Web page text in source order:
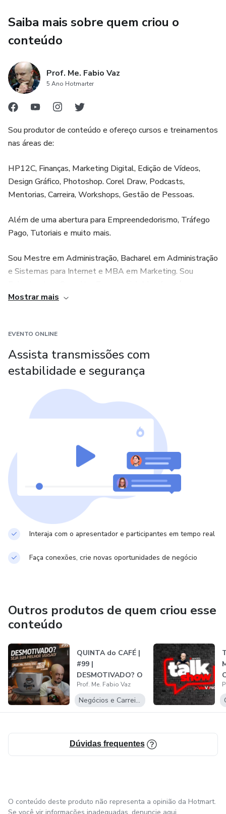
Saiba mais sobre quem criou o
conteúdo
Prof. Me. Fabio Vaz
5 Ano Hotmarter
Sou produtor de conteúdo e ofereço cursos e treinamentos
nas áreas de:
HP12C, Finanças, Marketing Digital, Edição de Vídeos,
Design Gráfico, Photoshop. Corel Draw, Podcasts,
Mentorias, Carreira, Workshops, Gestão de Pessoas.
Além de uma abertura para Empreendedorismo, Tráfego
Pago, Tutoriais e muito mais.
Sou Mestre em Administração, Bacharel em Administração
e Sistemas para Internet e MBA em Marketing. Sou
entender as necessidades da empresa e do mercado para
Mostrar mais
EVENTO ONLINE
Assista transmissões com
estabilidade e segurança
Interaja com o apresentador e participantes em tempo real
Faça conexões, crie novas oportunidades de negócio
Outros produtos de quem criou esse
conteúdo
QUINTA do CAFÉ |
#99 |
DESMOTIVADO? O
Que Ninguém Te
Conta S...
Prof. Me. Fabio Vaz
Negócios e Carreira
Dúvidas frequentes
O conteúdo deste produto não representa a opinião da Hotmart.